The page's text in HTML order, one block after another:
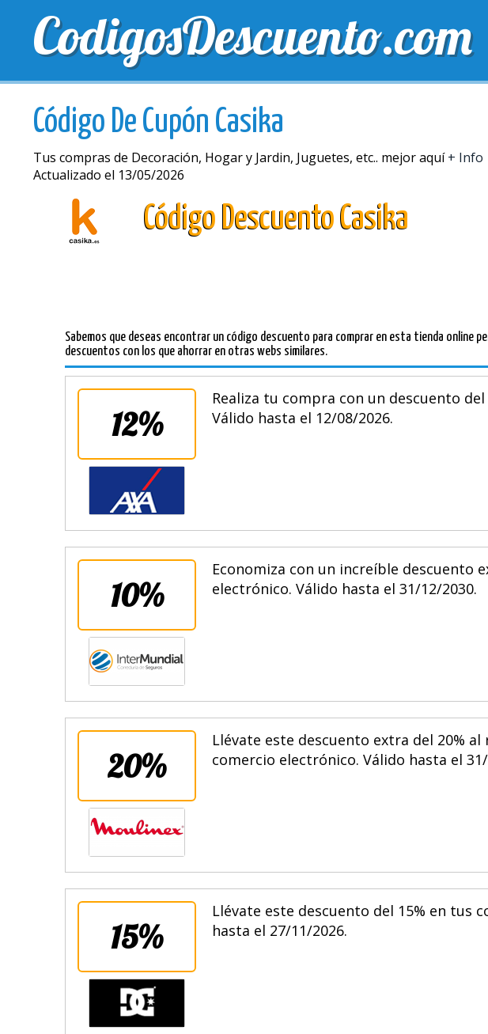
CodigosDescuento.com
MEJORES CUPONES CUPONES EXCLUSIVOS
Código De Cupón Casika
Tus compras de Decoración, Hogar y Jardin, Juguetes, etc.. mejor aquí+ Info
Actualizado el 13/05/2026
Código Descuento Casika
Sabemos que deseas encontrar un código descuento para comprar en esta tienda online
descuentos con los que ahorrar en otras webs similares.
12%
Realiza tu compra con un descuento
Válido hasta el 12/08/2026.
10%
Economiza con un increíble descuento
electrónico. Válido hasta el 31/12/2030.
20%
Llévate este descuento extra del 20%
comercio electrónico. Válido hasta el
15%
Llévate este descuento del 15% en tus
hasta el 27/11/2026.